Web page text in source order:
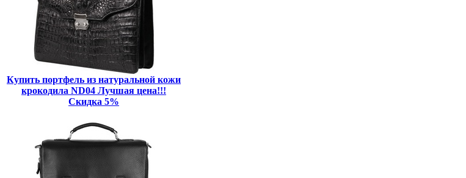
Купить портфель из натуральной кожи
крокодила ND04 Лучшая цена!!!
Скидка 5%